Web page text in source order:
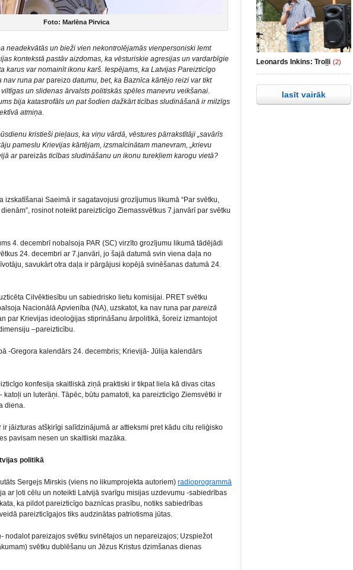
Foto: Marlēna Pirvica
neadekvātās un bieži vien nekontrolējamās vienpersoniski lemt
kontekstā pastāv aizdomas, ka vēsturiskie agresijas un vardarbīgie
karus var nomainīt ikonu karš. Iespējams, ka Latvijas Pareizticīgo
nav runa parpareizo datumu, bet, ka Baznīca kārtējo reizi var tikt
un slidenas ārvalsts politiskās spēles manevru veikšanai.
bija katastrofāls un pat šodien dažkārt ticības sludināšanā ir milzīgs
atmiņa.
kristieši pieļaus, ka viņu vārdā, vēstures pārrakstītāji „savārīs
pameslu Krievijas kārtējam, izsmalcinātam manevram, „krievu
arpareizās ticības sludināšanu un ikonu turekļiem karogu vietā?
izskatīšanai Saeimā ir sagatavojusi grozījumus likumā “Par svētku,
rosinot noteikt pareizticīgo Ziemassvētkus 7.janvārī par svētku
4. decembrī nobalsoja PAR (SC) virzīto grozījumu likumā tādējādi
24. decembri ar 7.janvāri, jo šajā datumā svin viena daļa no
savukārt otra daļa ir pārgājusi kopējā svinēšanas datumā 24.
Cilvēktiesību un sabiedrisko lietu komisijai. PRET svētku
Nacionālā Apvienība (NA), uzskatot, ka nav runa par pareizā
par Krievijas ideoloģijas stiprināšanu ārpolitikā, šoreiz izmantojot
–pareizticību.
-Gregora kalendārs 24. decembris; Krievijā- Jūlija kalendārs
konfesija skaitliskā ziņā praktiski ir tikpat liela kā divas citas
katoļi un luterāņi. Tāpēc, būtu pamatoti, ka pareizticīgo Ziemsvētki ir
diena.
ir jāizturas atšķirīgi salīdzinājumā ar attieksmi pret kādu citu reliģisko
pavisam nesen un skaitliski mazāka.
politikā
Sergejs Mirskis (viens no likumprojekta autoriem) radioprogrammā
ar ļoti cēlu un noteikti Latvijā svarīgu misijas uzdevumu -sabiedrības
ka pildot pareizticīgo baznīcas prasību, notiks sabiedrības
pareizticīgajos tiks audzinātas patriotisma jūtas.
nodalot pareizajos svētku svinētajos un nepareizajos; Uzspiežot
svētku dublēšanu un Jēzus Kristus dzimšanas dienas
Leonards Inkins: Troļļi (2)
lasīt vairāk